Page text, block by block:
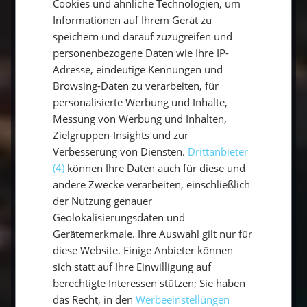
und Einkaufsmöglichkeiten. Neugierig auf
weitere Häfen? Dann begib Dich mit uns auf
Entdeckungstour.
Segeln und Inselhüpfen ist ein fantastisches
Abenteuer.
Faszination Mitsegeln quer durch die
Inselgruppe der Kykladen: Sei dabei und
begib Dich an Bord!
Gönn Dir einen Urlaub der unvergleichbar
werden wird und einzigartig. Keine andere
Urlaubsform kann Dir so viel auf einmal bieten,
wie ein Segelurlaub durch griechische Gefilde.
Cookies und ähnliche Technologien, um
Informationen auf Ihrem Gerät zu
speichern und darauf zuzugreifen und
personenbezogene Daten wie Ihre IP-
Adresse, eindeutige Kennungen und
Browsing-Daten zu verarbeiten, für
personalisierte Werbung und Inhalte,
Messung von Werbung und Inhalten,
Zielgruppen-Insights und zur
Verbesserung von Diensten. Drittanbieter
(4) können Ihre Daten auch für diese und
andere Zwecke verarbeiten, einschließlich
der Nutzung genauer
Geolokalisierungsdaten und
Gerätemerkmale. Ihre Auswahl gilt nur für
diese Website. Einige Anbieter können
sich statt auf Ihre Einwilligung auf
berechtigte Interessen stützen; Sie haben
das Recht, in denWerbeeinstellungen